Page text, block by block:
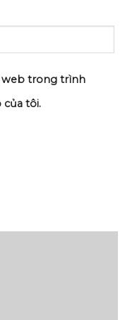
web trong trình
của tôi.